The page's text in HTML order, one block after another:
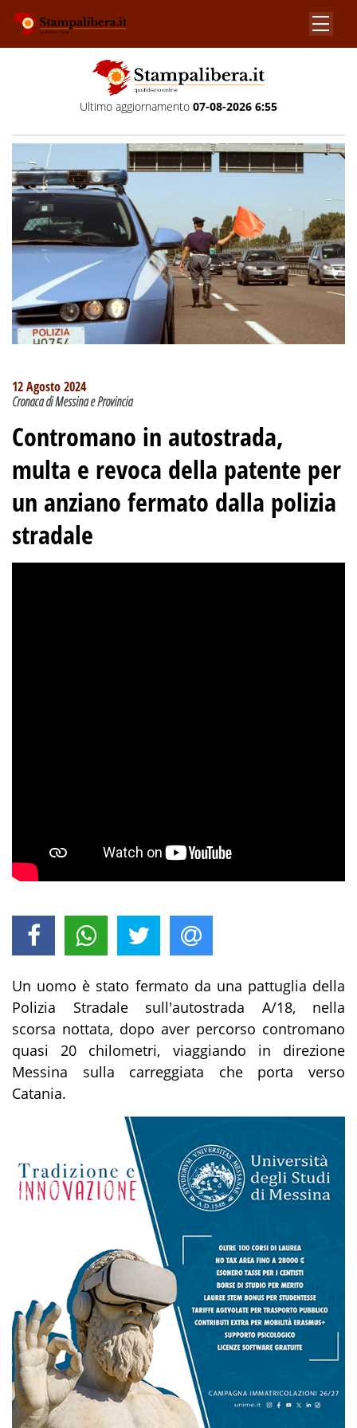
Ultimo aggiornamento 07-08-2026 6:55
12 Agosto 2024
Cronaca di Messina e Provincia
Contromano in autostrada,
multa e revoca della patente per
un anziano fermato dalla polizia
stradale
Un uomo è stato fermato da una pattuglia della
Polizia Stradale sull'autostrada A/18, nella
scorsa nottata, dopo aver percorso contromano
quasi 20 chilometri, viaggiando in direzione
Messina sulla carreggiata che porta verso
Catania.